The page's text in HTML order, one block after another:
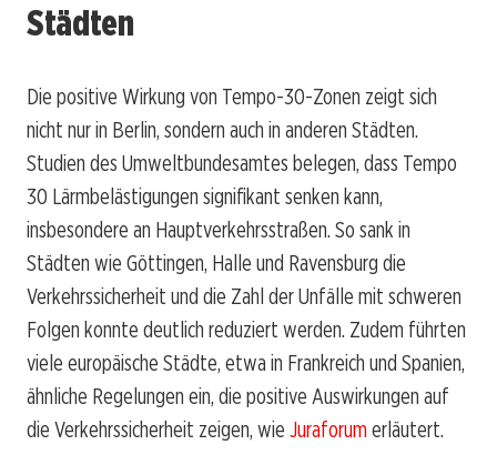
Städten
Die positive Wirkung von Tempo-30-Zonen zeigt sich
nicht nur in Berlin, sondern auch in anderen Städten.
Studien des Umweltbundesamtes belegen, dass Tempo
30 Lärmbelästigungen signifikant senken kann,
insbesondere an Hauptverkehrsstraßen. So sank in
Städten wie Göttingen, Halle und Ravensburg die
Verkehrssicherheit und die Zahl der Unfälle mit schweren
Folgen konnte deutlich reduziert werden. Zudem führten
viele europäische Städte, etwa in Frankreich und Spanien,
ähnliche Regelungen ein, die positive Auswirkungen auf
die Verkehrssicherheit zeigen, wie Juraforum erläutert.